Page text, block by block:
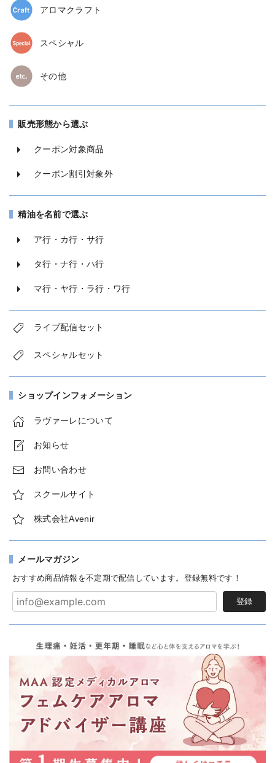
アロマクラフト
スペシャル
その他
販売形態から選ぶ
クーポン対象商品
クーポン割引対象外
精油を名前で選ぶ
ア行・カ行・サ行
タ行・ナ行・ハ行
マ行・ヤ行・ラ行・ワ行
ライブ配信セット
スペシャルセット
ショップインフォメーション
ラヴァーレについて
お知らせ
お問い合わせ
スクールサイト
株式会社Avenir
メールマガジン
おすすめ商品情報を不定期で配信しています。登録無料です！
登録